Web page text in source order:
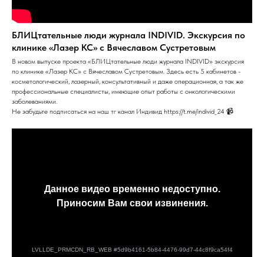
БЛИЦтательные люди журнала INDIVID. Экскурсия по
клинике «Лазер КС» с Вячеславом Сустретовым
В новом выпуске проекта «БЛИЦтательные люди журнала INDIVID» экскурсия
по клинике «Лазер КС» с Вячеславом Сустретовым. Здесь есть 5 кабинетов -
косметологический, лазерный, консультативный и даже операционная, а так же
профессиональные специалисты, имеющие опыт работы с онкологическими
заболеваниями.
Не забудьте подписаться на наш тг канал Индивид https://t.me/individ_24 📹